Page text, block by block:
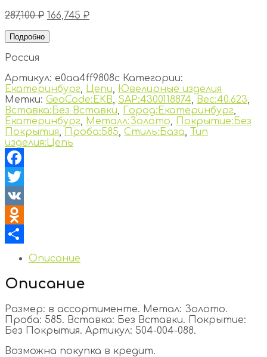
287,100₽ 166,745 ₽
Подробно
Россия
Артикул: e0aa4ff9808c Категории:
Екатеринбург, Цепи, Ювелирные изделия
Метки: GeoCode:EKB, SAP:4300118874, Вес:40.623,
Вставка:Без Вставки, Город:Екатеринбург,
Екатеринбург, Металл:Золото, Покрытие:Без
Покрытия, Проба:585, Стиль:База, Тип
изделия:Цепь
Facebook
Twitter
VK
Odnoklassniki
Отправить
Описание
Описание
Размер: в ассортименте. Метал: Золото.
Проба: 585. Вставка: Без Вставки. Покрытие:
Без Покрытия. Артикул: 504-004-088.
Возможна покупка в кредит.